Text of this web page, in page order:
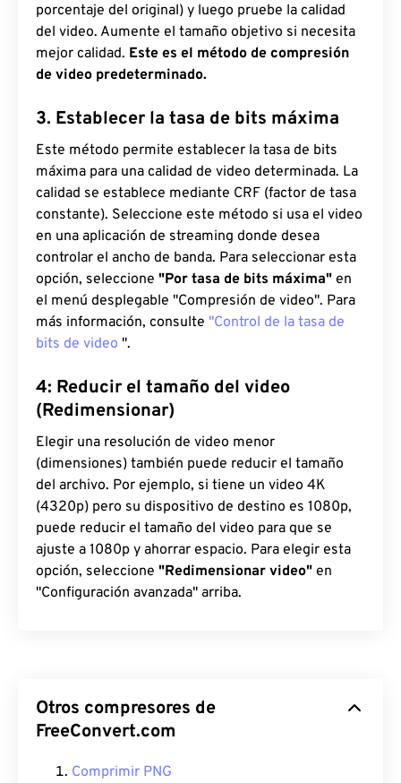
porcentaje del original) y luego pruebe la calidad
del video. Aumente el tamaño objetivo si necesita
mejor calidad. Este es el método de compresión
de video predeterminado.
3. Establecer la tasa de bits máxima
Este método permite establecer la tasa de bits
máxima para una calidad de video determinada. La
calidad se establece mediante CRF (factor de tasa
constante). Seleccione este método si usa el video
en una aplicación de streaming donde desea
controlar el ancho de banda. Para seleccionar esta
opción, seleccione "Por tasa de bits máxima" en
el menú desplegable "Compresión de video". Para
más información, consulte "Control de la tasa de
bits de video ".
4: Reducir el tamaño del video
(Redimensionar)
Elegir una resolución de video menor
(dimensiones) también puede reducir el tamaño
del archivo. Por ejemplo, si tiene un video 4K
(4320p) pero su dispositivo de destino es 1080p,
puede reducir el tamaño del video para que se
ajuste a 1080p y ahorrar espacio. Para elegir esta
opción, seleccione "Redimensionar video" en
"Configuración avanzada" arriba.
Otros compresores de
FreeConvert.com
Comprimir PNG